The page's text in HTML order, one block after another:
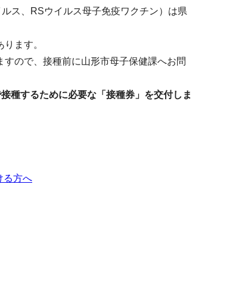
ス、RSウイルス母子免疫ワクチン）は県
ます。
ので、接種前に山形市母子保健課へお問
種するために必要な「接種券」を交付しま
る方へ